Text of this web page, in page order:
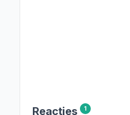
Reacties 1